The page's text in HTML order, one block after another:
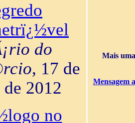
do
, 17 de
2012
no
Mais
Mensagem